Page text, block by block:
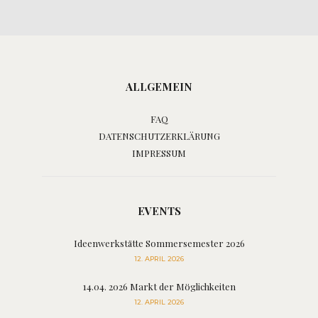
ALLGEMEIN
FAQ
DATENSCHUTZERKLÄRUNG
IMPRESSUM
EVENTS
Ideenwerkstätte Sommersemester 2026
12. APRIL 2026
14.04. 2026 Markt der Möglichkeiten
12. APRIL 2026